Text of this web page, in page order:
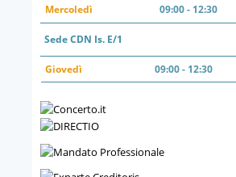
Mercoledì 09:00 - 12:30
Sede CDN Is. E/1
Giovedì 09:00 - 12:30